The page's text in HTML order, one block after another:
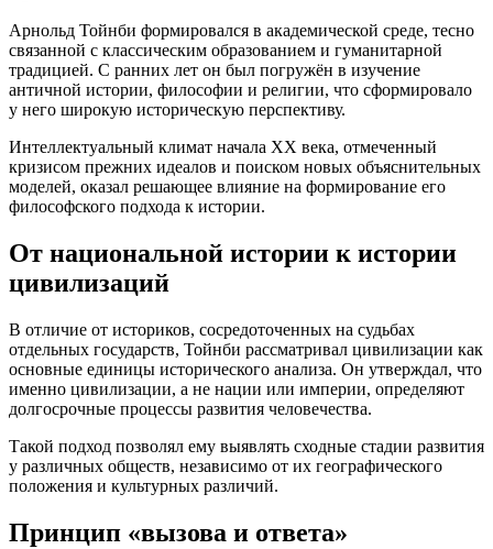
Арнольд Тойнби формировался в академической среде, тесно
связанной с классическим образованием и гуманитарной
традицией. С ранних лет он был погружён в изучение
античной истории, философии и религии, что сформировало
у него широкую историческую перспективу.
Интеллектуальный климат начала XX века, отмеченный
кризисом прежних идеалов и поиском новых объяснительных
моделей, оказал решающее влияние на формирование его
философского подхода к истории.
От национальной истории к истории
цивилизаций
В отличие от историков, сосредоточенных на судьбах
отдельных государств, Тойнби рассматривал цивилизации как
основные единицы исторического анализа. Он утверждал, что
именно цивилизации, а не нации или империи, определяют
долгосрочные процессы развития человечества.
Такой подход позволял ему выявлять сходные стадии развития
у различных обществ, независимо от их географического
положения и культурных различий.
Принцип «вызова и ответа»